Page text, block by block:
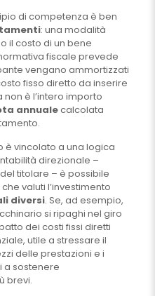
di competenza è ben
: una modalità
il costo di un bene
fiscale prevede
vengano ammortizzati
fisso diretto da inserire
è l’intero importo
annualecalcolata
è vincolato a una logica
direzionale –
titolare – è possibile
che valuti l’investimento
diversi. Se, ad esempio,
si ripaghi nel giro
dei costi fissi diretti
utile a stressare il
delle prestazioni e i
a sostenere
brevi.